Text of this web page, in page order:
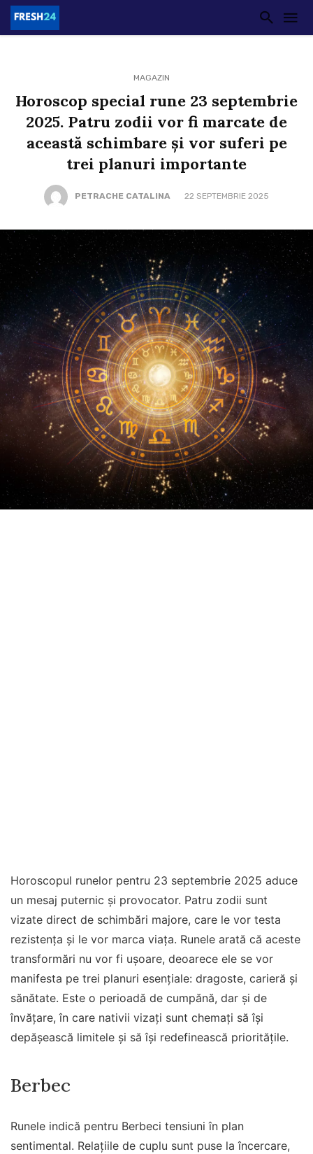
MAGAZIN
Horoscop special rune 23 septembrie
2025. Patru zodii vor fi marcate de
această schimbare și vor suferi pe
trei planuri importante
PETRACHE CATALINA 22 SEPTEMBRIE 2025
Horoscopul runelor pentru 23 septembrie 2025 aduce
un mesaj puternic și provocator. Patru zodii sunt
vizate direct de schimbări majore, care le vor testa
rezistența și le vor marca viața. Runele arată că aceste
transformări nu vor fi ușoare, deoarece ele se vor
manifesta pe trei planuri esențiale: dragoste, carieră și
sănătate. Este o perioadă de cumpănă, dar și de
învățare, în care nativii vizați sunt chemați să își
depășească limitele și să își redefinească prioritățile.
Berbec
Runele indică pentru Berbeci tensiuni în plan
sentimental. Relațiile de cuplu sunt puse la încercare,